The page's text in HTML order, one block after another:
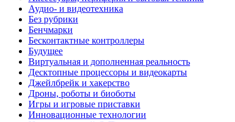
Аудио- и видеотехника
Без рубрики
Бенчмарки
Бесконтактные контроллеры
Будущее
Виртуальная и дополненная реальность
Десктопные процессоры и видеокарты
Джейлбрейк и хакерство
Дроны, роботы и биоботы
Игры и игровые приставки
Инновационные технологии